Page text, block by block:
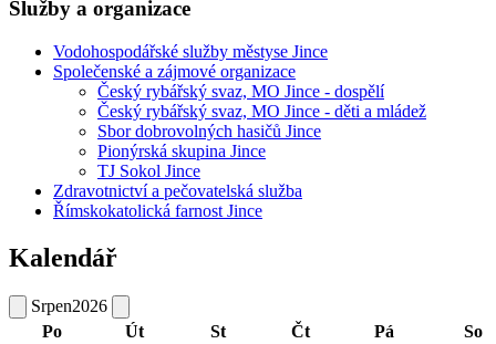
Služby a organizace
Vodohospodářské služby městyse Jince
Společenské a zájmové organizace
Český rybářský svaz, MO Jince - dospělí
Český rybářský svaz, MO Jince - děti a mládež
Sbor dobrovolných hasičů Jince
Pionýrská skupina Jince
TJ Sokol Jince
Zdravotnictví a pečovatelská služba
Římskokatolická farnost Jince
Kalendář
Srpen2026
Po
Út St Čt Pá
So